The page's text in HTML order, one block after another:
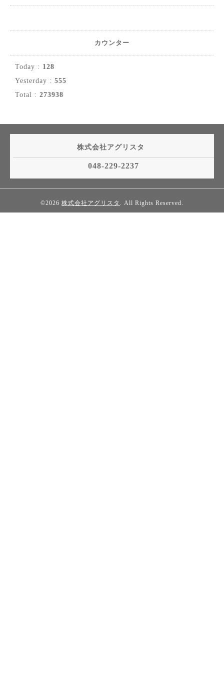
カウンター
Today : 128
Yesterday : 555
Total : 273938
株式会社アグリスタ
048-229-2237
©2026 株式会社アグリスタ . All Rights Reserved.